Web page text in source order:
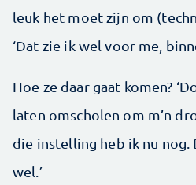
leuk het moet zijn om
‘Dat zie ik wel voor me,
Hoe ze daar gaat komen?
laten omscholen om m’n
die instelling heb ik nu nog.
wel.’